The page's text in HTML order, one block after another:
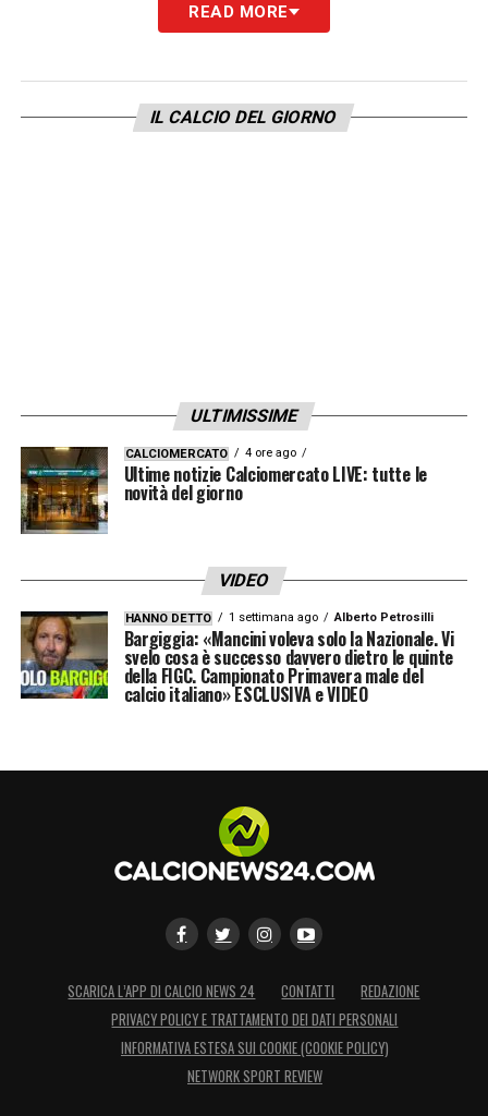
LE DIFFICOLTA’ A MARSIGLIA–
in cui uscivo dalla mia zona comfort, e pure
la prima esperienza all’estero. Non solo: mi
dovevo andar via e ho pensato che questa
fosse la piazza migliore per ritrovare me
stesso».
L’AMBIENTE
LA PLAYLIST DELLE NOSTRE TOP NEWS
READ MORE
IL CALCIO DEL GIORNO
ULTIMISSIME
CALCIOMERCATO 4 ore ago
Ultime notizie Calciomercato LIVE: tutte le
novità del giorno
VIDEO
HANNO DETTO 1 settimana ago Alberto Petrosilli
Bargiggia: «Mancini voleva solo la Nazionale. Vi
svelo cosa è successo davvero dietro le quinte
della FIGC. Campionato Primavera male del
calcio italiano» ESCLUSIVA e VIDEO
SCARICA L’APP DI CALCIO NEWS 24 CONTATTI
REDAZIONE
PRIVACY POLICY E TRATTAMENTO DEI DATI PERSONALI
INFORMATIVA ESTESA SUI COOKIE (COOKIE POLICY)
NETWORK SPORT REVIEW